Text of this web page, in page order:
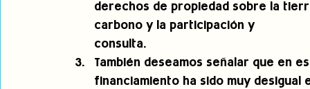
derechos de propiedad sobre la
carbono y la participación y
consulta.
También deseamos señalar que en
financiamiento ha sido muy